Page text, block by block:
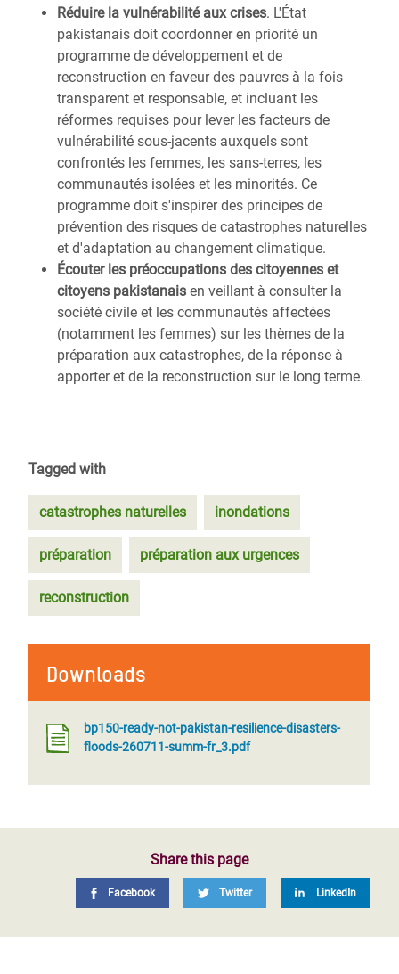
Réduire la vulnérabilité aux crises. L'État
pakistanais doit coordonner en priorité un
programme de développement et de
reconstruction en faveur des pauvres à la fois
transparent et responsable, et incluant les
réformes requises pour lever les facteurs de
vulnérabilité sous-jacents auxquels sont
confrontés les femmes, les sans-terres, les
communautés isolées et les minorités. Ce
programme doit s'inspirer des principes de
prévention des risques de catastrophes naturelles
et d'adaptation au changement climatique.
Écouter les préoccupations des citoyennes et
citoyens pakistanais en veillant à consulter la
société civile et les communautés affectées
(notamment les femmes) sur les thèmes de la
préparation aux catastrophes, de la réponse à
apporter et de la reconstruction sur le long terme.
Tagged with
catastrophes naturelles inondations
préparation préparation aux urgences
reconstruction
Downloads
bp150-ready-not-pakistan-resilience-disasters-
floods-260711-summ-fr_3.pdf
Share this page
Facebook Twitter LinkedIn